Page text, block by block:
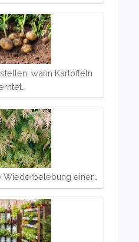
wann Kartoffeln
Wiederbelebung einer…